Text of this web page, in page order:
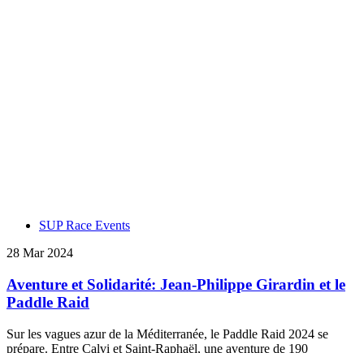
SUP Race Events
28 Mar 2024
Aventure et Solidarité: Jean-Philippe Girardin et le
Paddle Raid
Sur les vagues azur de la Méditerranée, le Paddle Raid 2024 se
prépare. Entre Calvi et Saint-Raphaël, une aventure de 190